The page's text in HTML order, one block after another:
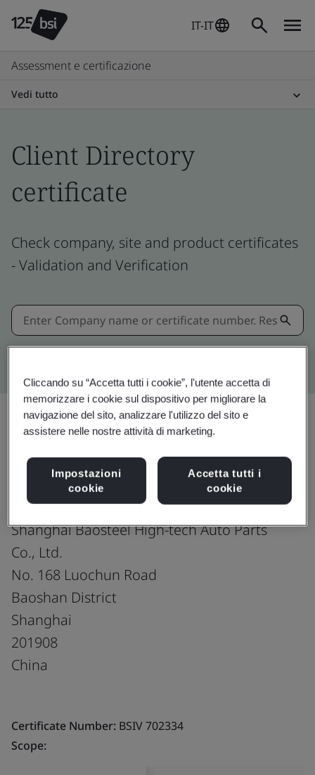
IT-IT
Assessment e certificazione
Vedi tutto
Client Directory
certificate
Check company, site and product certificates
- Validation and Verification
Shanghai Baosteel High-tech Auto Parts
Co., Ltd.
No. 168 Luochun Road
Baoshan District
Shanghai
201908
China
Certificate Number: BSIV 702334
Scope:
Cliccando su “Accetta tutti i cookie”, l'utente accetta di
memorizzare i cookie sul dispositivo per migliorare la
navigazione del sito, analizzare l'utilizzo del sito e
assistere nelle nostre attività di marketing.
Impostazioni
cookie
Accetta tutti i
cookie